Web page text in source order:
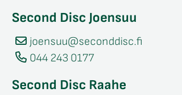
Second Disc Joensuu
joensuu@seconddisc.fi
044 243 0177
Second Disc Raahe